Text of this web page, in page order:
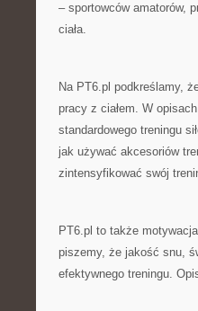
– sportowców amatorów,
ciała.
Na PT6.pl podkreślamy,
pracy z ciałem. W
standardowego treningu
jak używać akcesoriów
zintensyfikować swój
PT6.pl to także
piszemy, że jakość snu,
efektywnego treningu.